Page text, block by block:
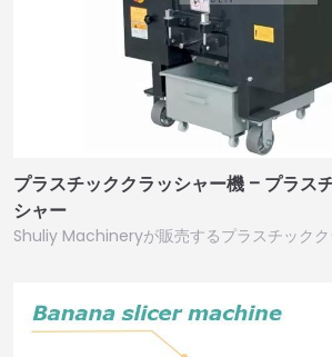
プラスチッククラッシャー機 – プラス
シャー
Shuliy Machineryが販売するプラスチック